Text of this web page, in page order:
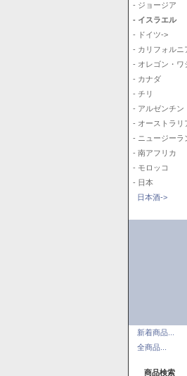
- ジョージア
- イスラエル
- ドイツ->
- カリフォルニ
- オレゴン・ワ
- カナダ
- チリ
- アルゼンチン
- オーストラリ
- ニュージーラ
- 南アフリカ
- モロッコ
- 日本
日本酒->
新着商品...
全商品...
商品検索